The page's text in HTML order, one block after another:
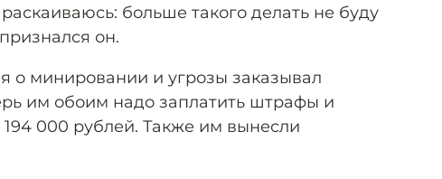
больше такого делать не буду
он.
о минировании и угрозы заказывал
им обоим надо заплатить штрафы и
000 рублей. Также им вынесли